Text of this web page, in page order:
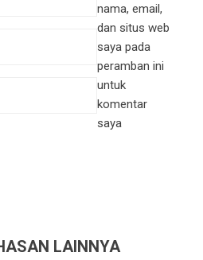
nama, email,
dan situs web
saya pada
peramban ini
untuk
komentar
saya
LAINNYA